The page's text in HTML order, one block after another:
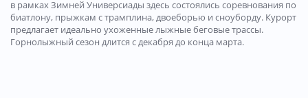
в рамках Зимней Универсиады здесь состоялись соревнования по
биатлону, прыжкам с трамплина, двоеборью и сноуборду. Курорт
предлагает идеально ухоженные лыжные беговые трассы.
Горнолыжный сезон длится с декабря до конца марта.